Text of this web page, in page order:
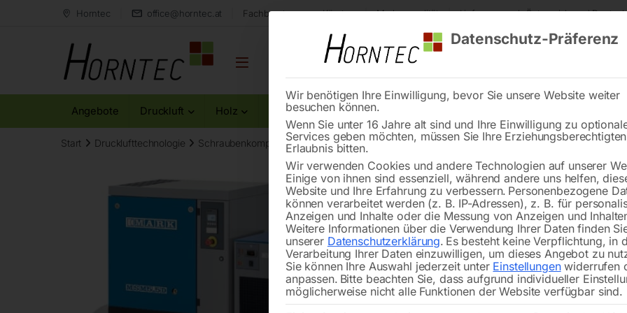
Horntec office@horntec.at Fachberatung aus Kärnten Markenqualität Lieferung nach Österreich und
Angebote Druckluft Holz Metall Reinigung
Start Drucklufttechnologie Schraubenkompressoren MARK-Schraubenkompressor MSM MAXI 11 D – 270/10bar – AD
🔍
MARK-
Verfügbarkeit:Nicht vorrätig
Datenschutz-Präferenz
Wir benötigen Ihre Einwilligung, bevor Sie unsere Website weiter
besuchen können.
Wenn Sie unter 16 Jahre alt sind und Ihre Einwilligung zu
Services geben möchten, müssen Sie Ihre
Erlaubnis bitten.
Wir verwenden Cookies und andere Technologien auf unserer
Einige von ihnen sind essenziell, während andere uns helfen,
Website und Ihre Erfahrung zu verbessern. Personenbezogene
können verarbeitet werden (z. B. IP-Adressen), z. B. für
Anzeigen und Inhalte oder die Messung von Anzeigen und
Weitere Informationen über die Verwendung Ihrer Daten finden
unserer Datenschutzerklärung. Es besteht keine Verpflichtung, in
Verarbeitung Ihrer Daten einzuwilligen, um dieses Angebot zu
Sie können Ihre Auswahl jederzeit unter Einstellungenwiderrufen
anpassen. Bitte beachten Sie, dass aufgrund individueller
möglicherweise nicht alle Funktionen der Website verfügbar sind.